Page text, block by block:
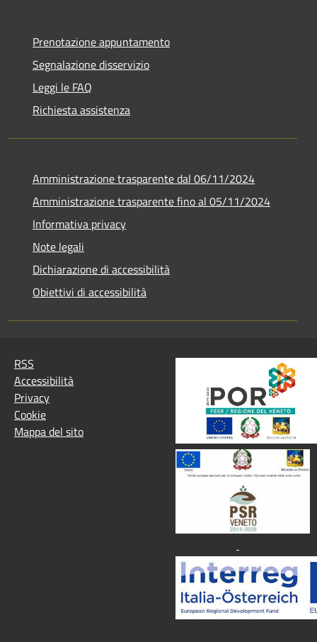
Prenotazione appuntamento
Segnalazione disservizio
Leggi le FAQ
Richiesta assistenza
Amministrazione trasparente dal 06/11/2024
Amministrazione trasparente fino al 05/11/2024
Informativa privacy
Note legali
Dichiarazione di accessibilità
Obiettivi di accessibilità
RSS
Accessibilità
Privacy
Cookie
Mappa del sito